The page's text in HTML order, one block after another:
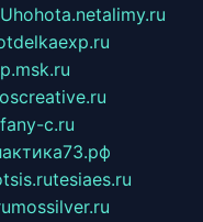
hohota.netalimy.ru
c.ru
tesiaes.ru
mossilver.ru